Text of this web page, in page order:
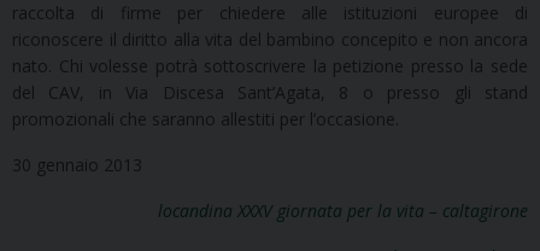
raccolta di firme per chiedere alle istituzioni europee di
riconoscere il diritto alla vita del bambino concepito e non ancora
nato. Chi volesse potrà sottoscrivere la petizione presso la sede
del CAV, in Via Discesa Sant’Agata, 8 o presso gli stand
promozionali che saranno allestiti per l’occasione.
30 gennaio 2013
locandina XXXV giornata per la vita – caltagirone